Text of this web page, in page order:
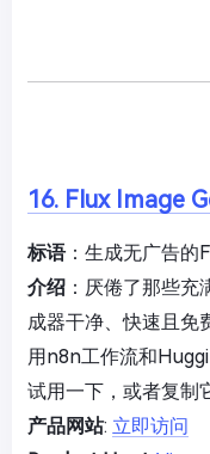
16. Flux Image
标语：生成无广告的
介绍 ：厌倦了那些
成器干净、快速且
用n8n工作流和
试用一下，或者复制
产品网站: 立即访问